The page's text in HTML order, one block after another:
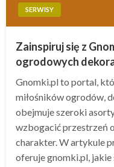
SERWISY
Zainspiruj się z
ogrodowych
Gnomki.pl to portal,
miłośników ogrodów,
obejmuje szeroki
wzbogacić przestrzeń
charakter. W artykule
oferuje gnomki.pl, jakie